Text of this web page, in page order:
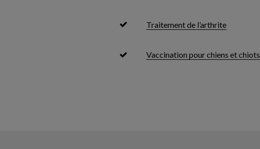
Traitement de l’arthrite
Vaccination pour chiens et chiots